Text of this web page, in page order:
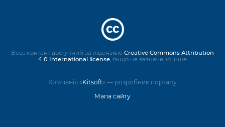
Компанія «Kitsoft» — розробник порталу
Мапа сайту
Весь контент доступний за ліцензією Creative Commons Attribution
4.0 International license, якщо не зазначено інше